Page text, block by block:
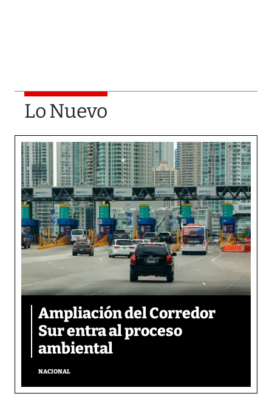
Lo Nuevo
Ampliación del Corredor
Sur entra al proceso
ambiental
NACIONAL